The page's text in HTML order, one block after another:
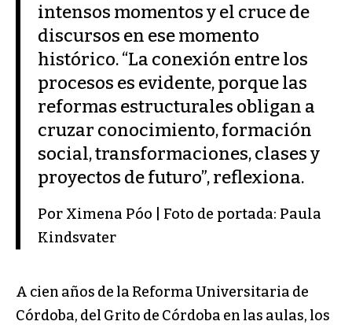
intensos momentos y el cruce de
discursos en ese momento
histórico. “La conexión entre los
procesos es evidente, porque las
reformas estructurales obligan a
cruzar conocimiento, formación
social, transformaciones, clases y
proyectos de futuro”, reflexiona.
Por Ximena Póo | Foto de portada: Paula
Kindsvater
A cien años de la Reforma Universitaria de
Córdoba, del Grito de Córdoba en las aulas, los